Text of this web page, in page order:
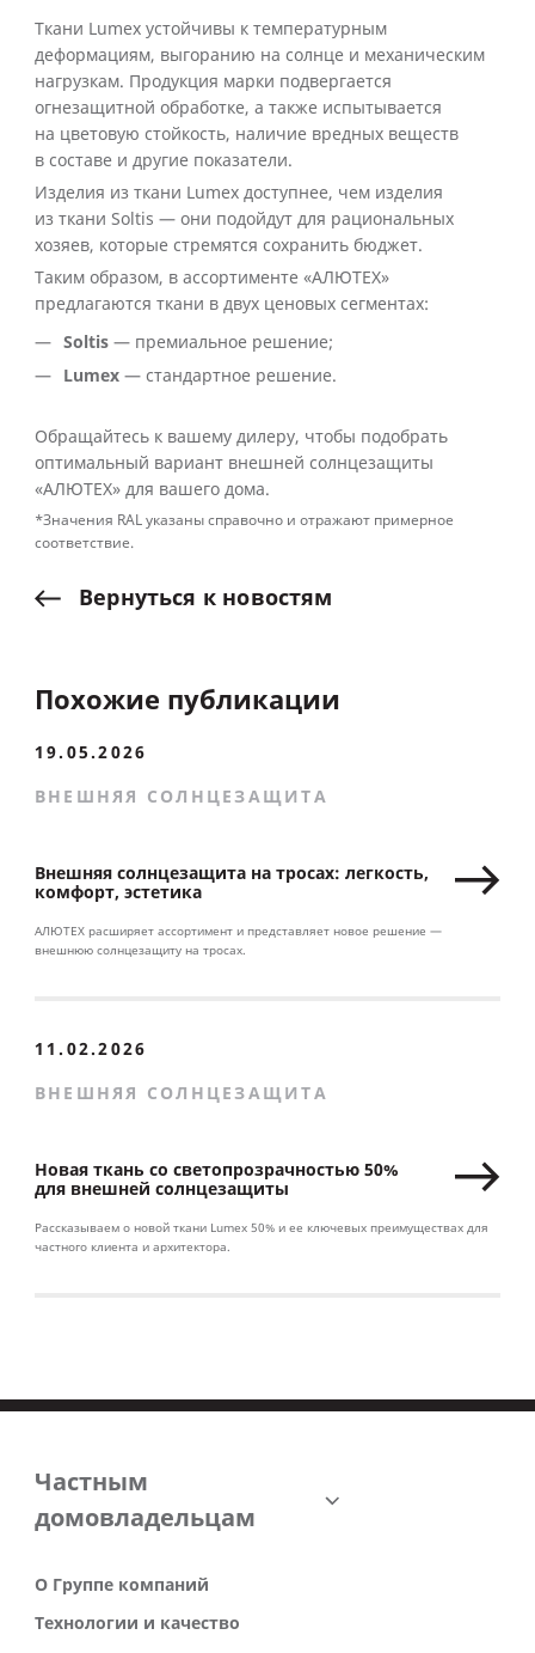
Ткани Lumex устойчивы к температурным
деформациям, выгоранию на солнце и механическим
нагрузкам. Продукция марки подвергается
огнезащитной обработке, а также испытывается
на цветовую стойкость, наличие вредных веществ
в составе и другие показатели.
Изделия из ткани Lumex доступнее, чем изделия
из ткани Soltis — они подойдут для рациональных
хозяев, которые стремятся сохранить бюджет.
Таким образом, в ассортименте «АЛЮТЕХ»
предлагаются ткани в двух ценовых сегментах:
Soltis— премиальное решение;
Lumex— стандартное решение.
Обращайтесь к вашему дилеру, чтобы подобрать
оптимальный вариант внешней солнцезащиты
«АЛЮТЕХ» для вашего дома.
*Значения RAL указаны справочно и отражают примерное
соответствие.
Вернуться к новостям
Похожие публикации
19.05.2026
ВНЕШНЯЯ СОЛНЦЕЗАЩИТА
Внешняя солнцезащита на тросах: легкость,
комфорт, эстетика
АЛЮТЕХ расширяет ассортимент и представляет новое решение —
внешнюю солнцезащиту на тросах.
11.02.2026
ВНЕШНЯЯ СОЛНЦЕЗАЩИТА
Новая ткань со светопрозрачностью 50%
для внешней солнцезащиты
Рассказываем о новой ткани Lumex 50% и ее ключевых преимуществах для
частного клиента и архитектора.
Частным
домовладельцам
О Группе компаний
Технологии и качество